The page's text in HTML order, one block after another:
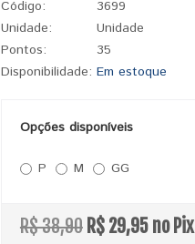
Código:
3699
Unidade:
Unidade
Pontos:
35
Disponibilidade: Em estoque
Opções disponíveis
P M GG
R$ 38,90 R$ 29,95 no Pix